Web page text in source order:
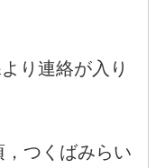
り連絡が入り
つくばみらい